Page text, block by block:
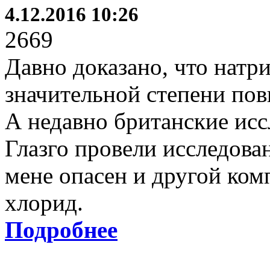
4.12.2016 10:26
2669
Давно доказано, что
значительной степени
А недавно британские
Глазго провели
мене опасен и другой
хлорид.
Подробнее